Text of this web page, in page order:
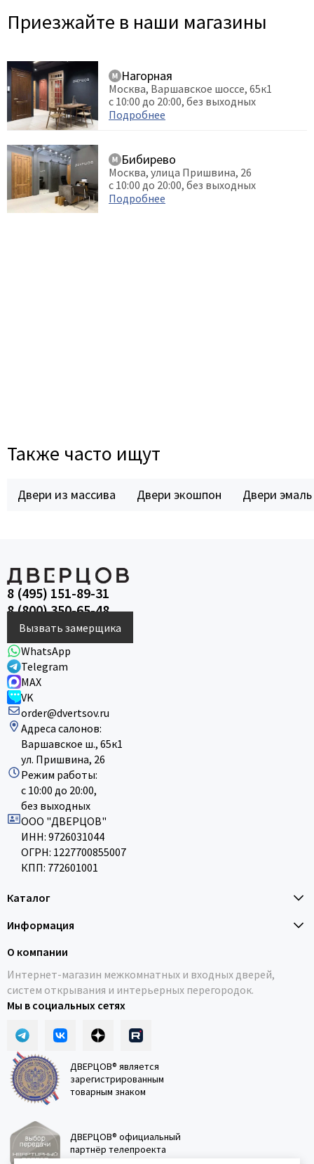
Приезжайте в наши магазины
Нагорная
Москва, Варшавское шоссе, 65к1
с 10:00 до 20:00, без выходных
Подробнее
Бибирево
Москва, улица Пришвина, 26
с 10:00 до 20:00, без выходных
Подробнее
Также часто ищут
Двери из массива Двери экошпон Двери эмаль
8 (495) 151-89-31
8 (800) 350-65-48
Вызвать замерщика
WhatsApp
Telegram
MAX
VK
order@dvertsov.ru
Адреса салонов:
Варшавское ш., 65к1
ул. Пришвина, 26
Режим работы:
с 10:00 до 20:00,
без выходных
ООО "ДВЕРЦОВ"
ИНН: 9726031044
ОГРН: 1227700855007
КПП: 772601001
Каталог
Информация
О компании
Интернет-магазин межкомнатных и входных дверей,
систем открывания и интерьерных перегородок.
Мы в социальных сетях
ДВЕРЦОВ® является
зарегистрированным
товарным знаком
ДВЕРЦОВ® официальный
партнёр телепроекта